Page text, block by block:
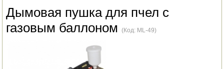
СОЛОМОРЕЗКИ
ДЛЯ ОГОРОДА
Дымовая пушка для пчел с
газовым баллоном(Код: ML-49)